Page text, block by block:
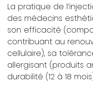
La pratique de
des médecins
son efficacité
contribuant au
cellulaire), sa
allergisant (produits
durabilité (12 à 18